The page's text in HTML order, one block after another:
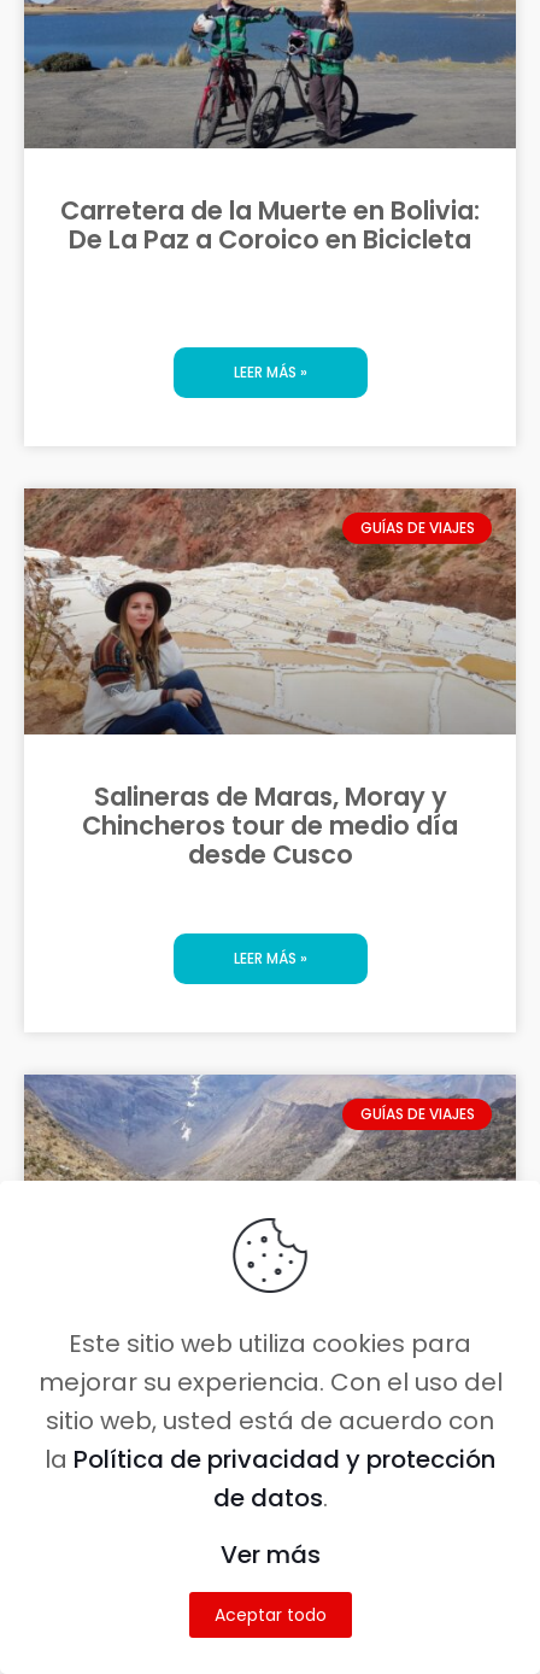
Carretera de la Muerte en Bolivia:
De La Paz a Coroico en Bicicleta
LEER MÁS »
GUÍAS DE VIAJES
Salineras de Maras, Moray y
Chincheros tour de medio día
desde Cusco
LEER MÁS »
GUÍAS DE VIAJES
Cómo llegar a la Laguna
Humantay desde Cusco – Guía
completa
LEER MÁS »
Este sitio web utiliza cookies para
mejorar su experiencia. Con el uso del
sitio web, usted está de acuerdo con
la Política de privacidad y protección
de datos.
Ver más
Aceptar todo